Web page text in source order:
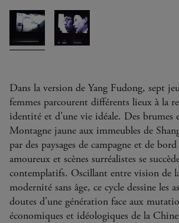
Dans la version de Yang Fudong, sept
femmes parcourent différents lieux à la
identité et d’une vie idéale. Des brumes
Montagne jaune aux immeubles de
par des paysages de campagne et de
amoureux et scènes surréalistes se
contemplatifs. Oscillant entre vision de
modernité sans âge, ce cycle dessine les
doutes d’une génération face aux
économiques et idéologiques de la